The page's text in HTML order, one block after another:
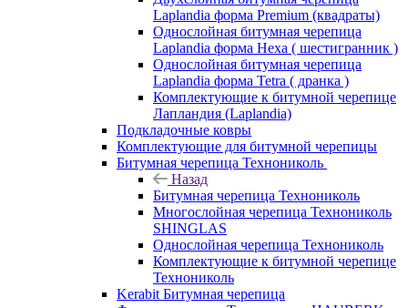
Laplandia форма Premium (квадраты)
Однослойная битумная черепица
Laplandia форма Hexa ( шестигранник )
Однослойная битумная черепица
Laplandia форма Tetra ( дранка )
Комплектующие к битумной черепице
Лапландия (Laplandia)
Подкладочные ковры
Комплектующие для битумной черепицы
Битумная черепица Технониколь
Назад
Битумная черепица Технониколь
Многослойная черепица Технониколь
SHINGLAS
Однослойная черепица Технониколь
Комплектующие к битумной черепице
Технониколь
Kerabit Битумная черепица